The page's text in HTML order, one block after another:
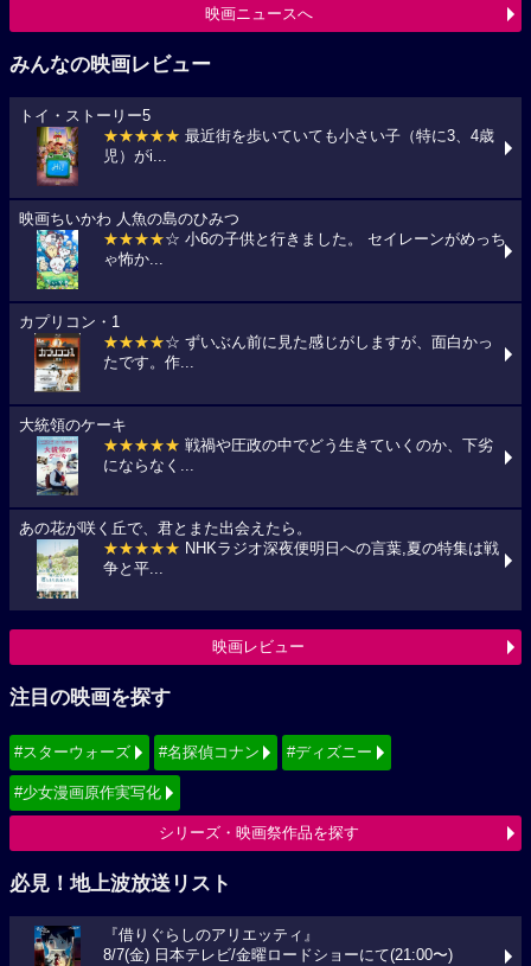
映画ニュースへ
みんなの映画レビュー
トイ・ストーリー5
★★★★★ 最近街を歩いていても小さい子（特に3、4歳
児）がi...
映画ちいかわ 人魚の島のひみつ
★★★★☆ 小6の子供と行きました。 セイレーンがめっち
ゃ怖か...
カプリコン・1
★★★★☆ ずいぶん前に見た感じがしますが、面白かっ
たです。作...
大統領のケーキ
★★★★★ 戦禍や圧政の中でどう生きていくのか、下劣
にならなく...
あの花が咲く丘で、君とまた出会えたら。
★★★★★ NHKラジオ深夜便明日への言葉,夏の特集は戦
争と平...
映画レビュー
注目の映画を探す
#スターウォーズ #名探偵コナン #ディズニー
#少女漫画原作実写化
シリーズ・映画祭作品を探す
必見！地上波放送リスト
『借りぐらしのアリエッティ』
8/7(金) 日本テレビ/金曜ロードショーにて(21:00〜)